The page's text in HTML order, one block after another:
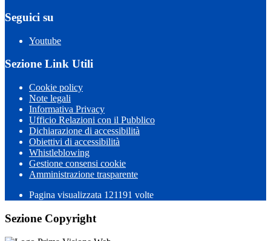
Seguici su
Youtube
Sezione Link Utili
Cookie policy
Note legali
Informativa Privacy
Ufficio Relazioni con il Pubblico
Dichiarazione di accessibilità
Obiettivi di accessibilità
Whistleblowing
Gestione consensi cookie
Amministrazione trasparente
Pagina visualizzata 121191 volte
Sezione Copyright